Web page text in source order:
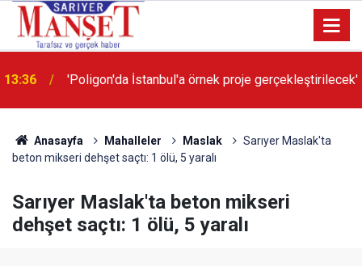
13:36 'Poligon'da İstanbul'a örnek proje gerçekleştirilecek'
Anasayfa Mahalleler Maslak
Sarıyer Maslak'ta
beton mikseri dehşet saçtı: 1 ölü, 5 yaralı
Sarıyer Maslak'ta beton mikseri
dehşet saçtı: 1 ölü, 5 yaralı